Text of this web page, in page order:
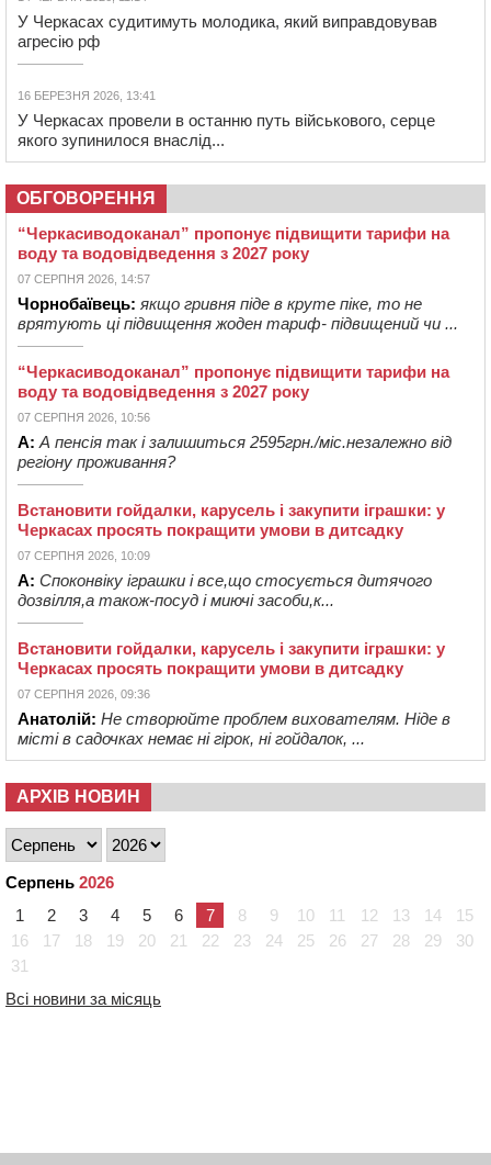
У Черкасах судитимуть молодика, який виправдовував
агресію рф
16 БЕРЕЗНЯ 2026, 13:41
У Черкасах провели в останню путь військового, серце
якого зупинилося внаслід...
ОБГОВОРЕННЯ
“Черкасиводоканал” пропонує підвищити тарифи на
воду та водовідведення з 2027 року
07 СЕРПНЯ 2026, 14:57
Чорнобаївець: якщо гривня піде в круте піке, то не
врятують ці підвищення жоден тариф- підвищений чи ...
“Черкасиводоканал” пропонує підвищити тарифи на
воду та водовідведення з 2027 року
07 СЕРПНЯ 2026, 10:56
А: А пенсія так і залишиться 2595грн./міс.незалежно від
регіону проживання?
Встановити гойдалки, карусель і закупити іграшки: у
Черкасах просять покращити умови в дитсадку
07 СЕРПНЯ 2026, 10:09
А: Споконвіку іграшки і все,що стосується дитячого
дозвілля,а також-посуд і миючі засоби,к...
Встановити гойдалки, карусель і закупити іграшки: у
Черкасах просять покращити умови в дитсадку
07 СЕРПНЯ 2026, 09:36
Анатолій: Не створюйте проблем вихователям. Ніде в
місті в садочках немає ні гірок, ні гойдалок, ...
АРХІВ НОВИН
Серпень 2026
1
2 3 4 5 6 7 8 9 10 11 12 13 14
15
16
17 18 19 20 21 22 23 24 25 26 27 28 29
30
31
Всі новини за місяць